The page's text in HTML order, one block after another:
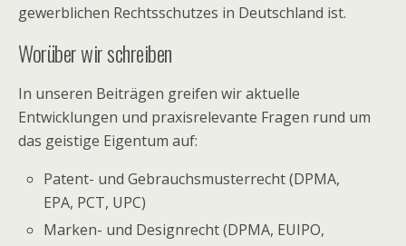
gewerblichen Rechtsschutzes in Deutschland ist.
Worüber wir schreiben
In unseren Beiträgen greifen wir aktuelle
Entwicklungen und praxisrelevante Fragen rund um
das geistige Eigentum auf:
Patent- und Gebrauchsmusterrecht (DPMA,
EPA, PCT, UPC)
Marken- und Designrecht (DPMA, EUIPO,